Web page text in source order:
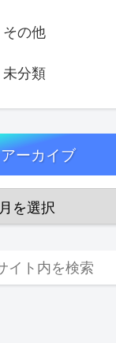
その他
未分類
アーカイブ